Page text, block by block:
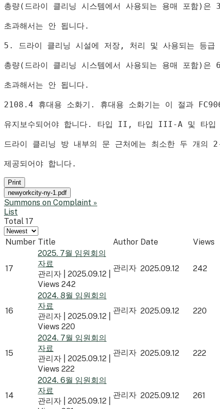
총량( 드라이 클리닝 시스템에서 사용되는 용매 포함) 은
초과해서는 안 됩니다.
5. 드라이 클리닝 시설에 저장 , 처리 및 사용되는 등급
총량( 드라이 클리닝 시스템에서 사용되는 용매 포함) 은
초과해서는 안 됩니다.
2108.4 휴대용 소화기 . 휴대용 소화기는 이 절과
유지보수되어야 합니다. 타입 II, 타입 III-A 및 타
드라이 클리닝 방 내부의 문 근처에는 최소한 두 개의
제공되어야 합니다.
Print
newyorkcity-ny-1.pdf
Summons on Complaint »
List
Total 17
Number Title Author Date Views
17
2025. 7월 임원회의
자료
관리자
2025.09.12
Views 242
관리자 2025.09.12 242
16
2024. 8월 임원회의
자료
관리자
2025.09.12
Views 220
관리자 2025.09.12 220
15
2024. 7월 임원회의
자료
관리자
2025.09.12
Views 222
관리자 2025.09.12 222
14
2024. 6월 임원회의
자료
관리자
2025.09.12
관리자 2025.09.12 261